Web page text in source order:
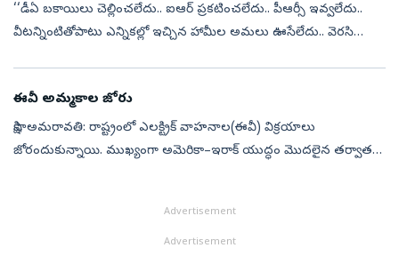
‘‘డీఏ బకాయిలు చెల్లించలేదు.. ఐఆర్‌ ప్రకటించలేదు.. పీఆర్సీ ఇవ్వలేదు..
వీటన్నింటితోపాటు ఎన్నికల్లో ఇచ్చిన హామీల అమలు ఊసేలేదు.. వెరసి
ఈవీ అమ్మకాల జోరు
సాక్షి, అమరావతి: రాష్ట్రంలో ఎలక్ట్రిక్‌ వాహనాల(ఈవీ) విక్రయాలు
జోరందుకున్నాయి. ముఖ్యంగా అమెరికా–ఇరాక్‌ యుద్ధం మొదలైన తర్వాత
Advertisement
Advertisement